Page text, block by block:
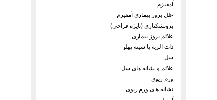
آمفیزم
علل بروز بیماری آمفیزم
برونشکتازی (نایژه فراخی)
علائم بروز بیماری
ذات الریه یا سینه پهلو
سل
علائم و نشانه های سل
ورم ریوی
نشانه های ورم ریوی